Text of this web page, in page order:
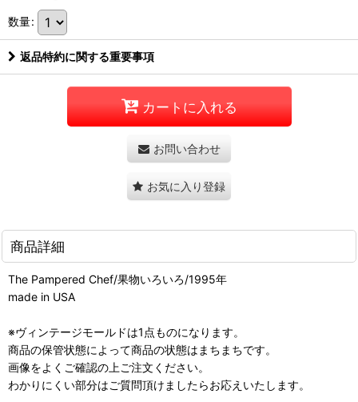
数量:
返品特約に関する重要事項
カートに入れる
お問い合わせ
お気に入り登録
商品詳細
The Pampered Chef/果物いろいろ/1995年
made in USA
※ヴィンテージモールドは1点ものになります。
商品の保管状態によって商品の状態はまちまちです。
画像をよくご確認の上ご注文ください。
わかりにくい部分はご質問頂けましたらお応えいたします。